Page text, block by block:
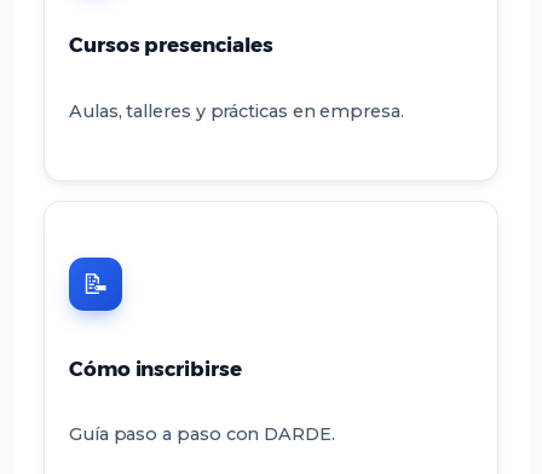
Cursos presenciales
Aulas, talleres y prácticas en empresa.
📝
Cómo inscribirse
Guía paso a paso con DARDE.